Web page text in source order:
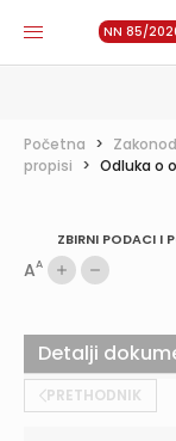
NN 85/
Početna >
propisi > Odluka o
ZBIRNI PODACI I
AA
PRETHODNIK
Detalji